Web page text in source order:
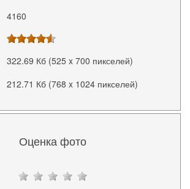
4160
322.69 Кб (525 x 700 пикселей)
212.71 Кб (768 x 1024 пикселей)
Оценка фото